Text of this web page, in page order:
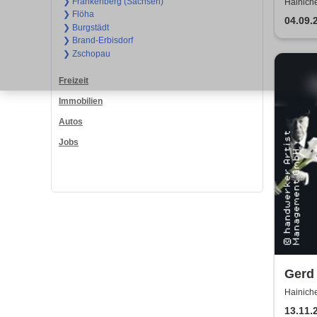
❯ Flöha
❯ Burgstädt
❯ Brand-Erbisdorf
❯ Zschopau
Freizeit
Immobilien
Autos
Jobs